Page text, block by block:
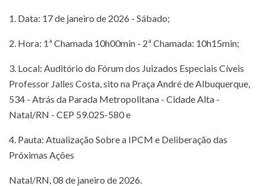
1. Data: 17 de janeiro de 2026 - Sábado;
2. Hora: 1ª Chamada 10h00min - 2ª Chamada: 10h15min;
3. Local: Auditório do Fórum dos Juizados Especiais Cíveis
Professor Jalles Costa, sito na Praça André de Albuquerque,
534 - Atrás da Parada Metropolitana - Cidade Alta -
Natal/RN - CEP 59.025-580 e
4. Pauta: Atualização Sobre a IPCM e Deliberação das
Próximas Ações
Natal/RN, 08 de janeiro de 2026.